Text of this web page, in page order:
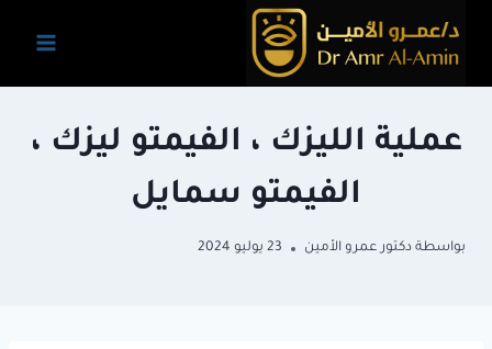
عملية الليزك ، الفيمتو ليزك ،
الفيمتو سمايل
بواسطة دكتور عمرو الأمين 23 يوليو 2024